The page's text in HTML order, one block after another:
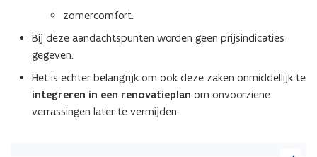
zomercomfort.
Bij deze aandachtspunten worden geen prijsindicaties
gegeven.
Het is echter belangrijk om ook deze zaken onmiddellijk te
integreren in een renovatieplan om onvoorziene
verrassingen later te vermijden.